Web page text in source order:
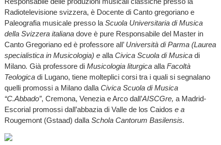
Radiotelevisione svizzera, è Docente di Canto gregoriano e
Paleografia musicale presso la Scuola Universitaria di Musica
della Svizzera italiana dove è pure Responsabile del Master in
Canto Gregoriano ed è professore all’ Università di Parma (Laurea
specialistica in Musicologia) e alla Civica Scuola di Musica di
Milano. Già professore di Musicologia liturgica alla Facoltà
Teologica di Lugano, tiene molteplici corsi tra i quali si segnalano
quelli promossi a Milano dalla Civica Scuola di Musica
“C.Abbado”, Cremona, Venezia e Arco dall’AISCGre, a Madrid-
Escorial promossi dall’abbazia di Valle de los Caidos e a
Rougemont (Gstaad) dalla Schola Cantorum Basilensis.